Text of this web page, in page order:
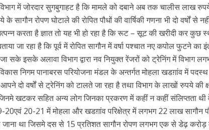
में जोरदार सुगबुगाहट है कि मामले को दबाने अब तक चालीस लाख
सागौन रोपण घोटाले की रोपित पौधों की वार्षिकी गणना भी दो वर्षों से
करता है ज्ञात तो यह भी हो रहा है कि रूट – सूट की खरीदी कर कुछ
जा रहा है कि पूर्व में रोपित सागौन में वर्षा पश्चात नए कपोल फुटने का
सके इसके अलावा विभाग द्वारा नव नियुक्त रेंजरों को ट्रेनिंग में विभाग
निगम पानाबरस परियोजना मंडल के अन्तर्गत मोहला खडग़ांव में
दो वर्षों से ट्रेनिंग को टालते जा रहा है तथा विभाग के लाखों रुपये की
खटकर सहित अन्य लोग जिनका प्रकरण में कहीं न कहीं संलिप्तता
20एवं 20-21 में मोहला और खडग़ांव परिक्षेत्र में लगभग 22 लाख सागौन
था जिसमे दस से 15 प्रतिशत सागौन रोपण लगभग एक से डेढ़ करोड़